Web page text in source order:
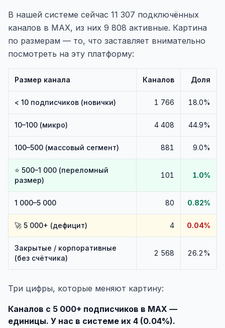
В нашей системе сейчас 11 307 подключённых
каналов в MAX, из них 9 808 активные. Картина
по размерам — то, что заставляет внимательно
посмотреть на эту платформу:
Размер канала Каналов Доля
< 10 подписчиков (новички) 1 766 18.0%
10–100 (микро) 4 408 44.9%
100–500 (массовый сегмент) 881 9.0%
⭐ 500–1 000 (переломный
размер)
101 1.0%
1 000–5 000 80 0.82%
🚀 5 000+ (дефицит) 4 0.04%
Закрытые / корпоративные
(без счётчика)
2 568 26.2%
Три цифры, которые меняют картину:
Каналов с 5 000+ подписчиков в MAX —
единицы. У нас в системе их 4 (0.04%).